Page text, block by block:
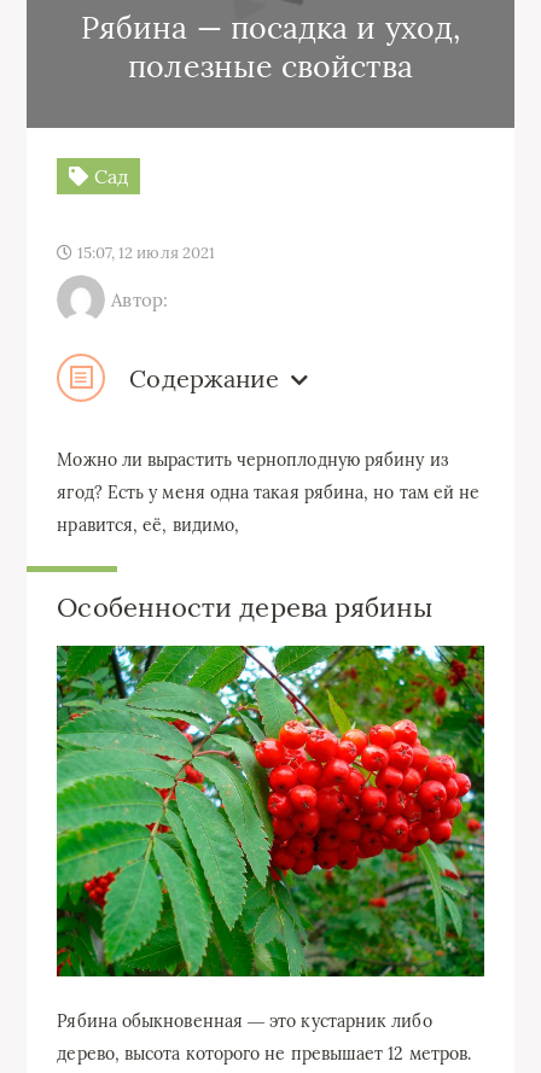
Рябина — посадка и уход,
полезные свойства
Сад
15:07, 12 июля 2021
Автор:
Содержание
Можно ли вырастить черноплодную рябину из
ягод? Есть у меня одна такая рябина, но там ей не
нравится, её, видимо,
Особенности дерева рябины
Рябина обыкновенная ― это кустарник либо
дерево, высота которого не превышает 12 метров.